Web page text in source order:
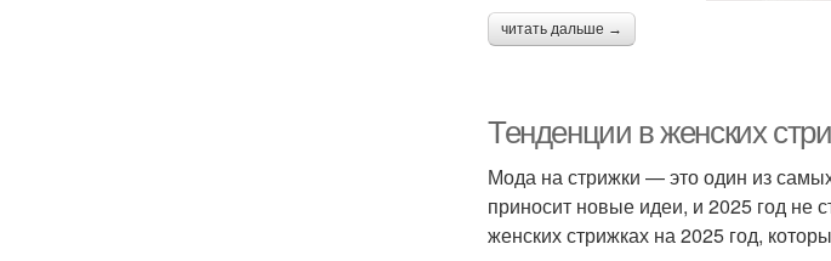
читать дальше →
Тенденции в женских
Мода на стрижки — это один из
приносит новые идеи, и 2025 год не
женских стрижках на 2025 год,